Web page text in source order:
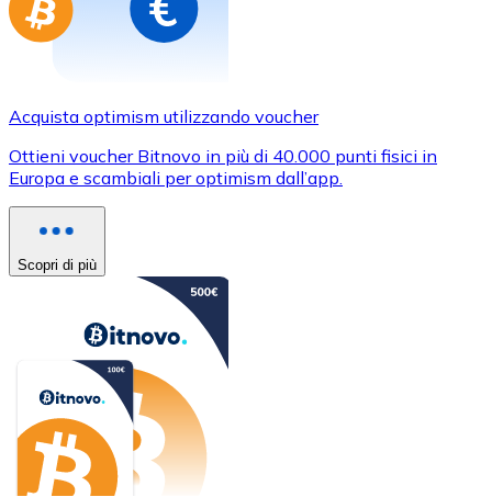
Acquista optimism utilizzando voucher
Ottieni voucher Bitnovo in più di 40.000 punti fisici in
Europa e scambiali per optimism dall’app.
Scopri di più